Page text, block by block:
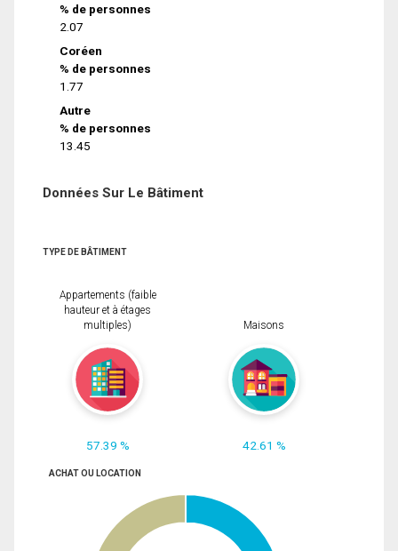
% de personnes
2.07
Coréen
% de personnes
1.77
Autre
% de personnes
13.45
Données Sur Le Bâtiment
TYPE DE BÂTIMENT
Appartements (faible
hauteur et à étages
multiples)
57.39 %
Maisons
42.61 %
ACHAT OU LOCATION